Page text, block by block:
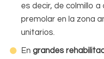
es decir, de colmillo
premolar en la zona
unitarios.
En grandes